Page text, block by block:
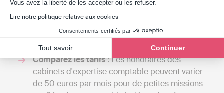
Vous avez la liberté de les accepter ou les refuser.
Lire notre politique relative aux cookies
Consentements certifiés par
Tout savoir Continuer
et de comparer les tarifs en fonction des
vue d'ensemble des différentes prestations
disponibles à Sainte-Feyre.
Comparez les tarifs: Les honoraires des
cabinets d'expertise comptable peuvent varier
de 50 euros par mois pour de petites missions